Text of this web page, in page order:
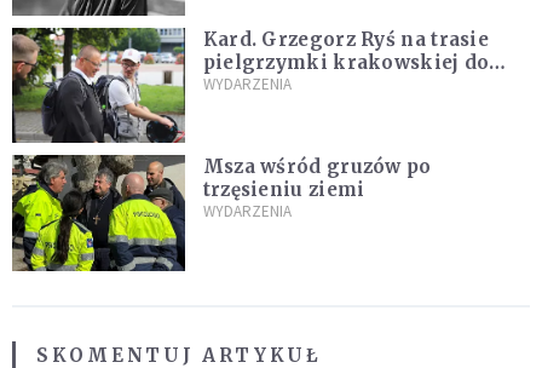
Kard. Grzegorz Ryś na trasie
pielgrzymki krakowskiej do
Częstochowy
WYDARZENIA
Msza wśród gruzów po
trzęsieniu ziemi
WYDARZENIA
SKOMENTUJ ARTYKUŁ